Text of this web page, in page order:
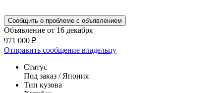
Сообщить о проблеме с объявлением
Объявление от 16 декабря
971 000 ₽
Отправить сообщение владельцу
Статус
Под заказ / Япония
Тип кузова